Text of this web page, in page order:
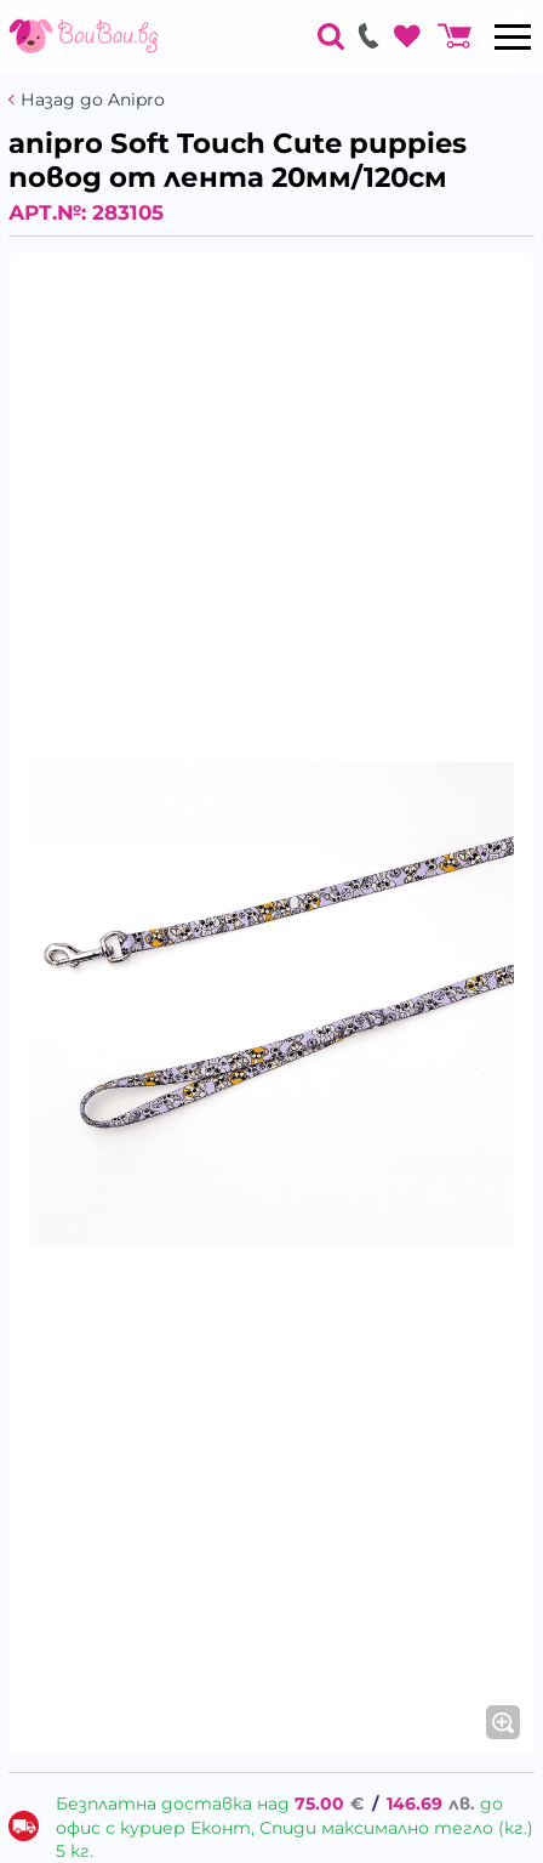
Назад до Anipro
аnipro Soft Touch Cute puppies
повод от лента 20мм/120см
АРТ.№: 283105
Безплатна доставка над 75.00 € / 146.69 лв. до
офис с куриер Еконт, Спиди максимално тегло (кг.)
5 кг.